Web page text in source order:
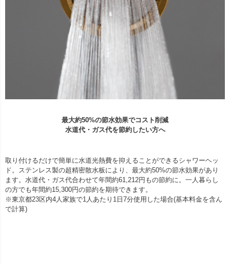
最大約50%の節水効果でコスト削減
水道代・ガス代を節約したい方へ
取り付けるだけで簡単に水道光熱費を抑えることができるシャワーヘッ
ド。ステンレス製の超精密散水板により、最大約50%の節水効果があり
ます。水道代・ガス代合わせて年間約61,212円もの節約に。一人暮らし
の方でも年間約15,300円の節約を期待できます。
※東京都23区内4人家族で1人あたり1日7分使用した場合(基本料金を含ん
で計算)